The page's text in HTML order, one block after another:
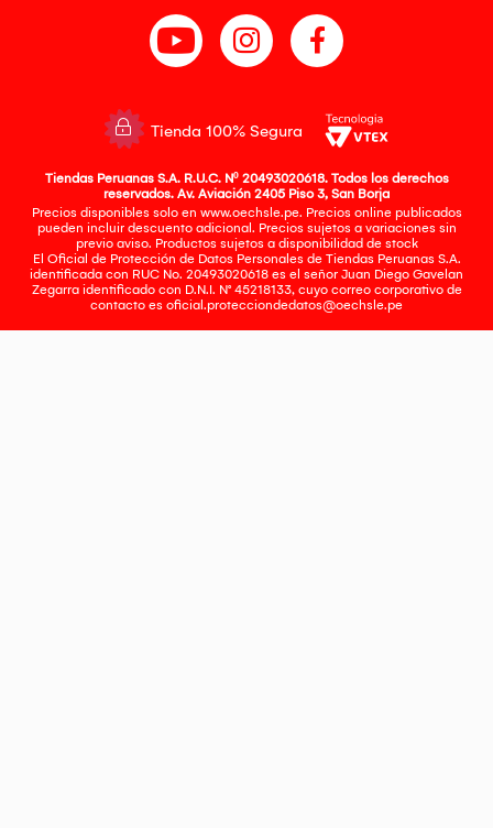
Tienda 100% Segura
Tiendas Peruanas S.A. R.U.C. Nº 20493020618. Todos los derechos
reservados. Av. Aviación 2405 Piso 3, San Borja
Precios disponibles solo en www.oechsle.pe. Precios online publicados
pueden incluir descuento adicional. Precios sujetos a variaciones sin
previo aviso. Productos sujetos a disponibilidad de stock
El Oficial de Protección de Datos Personales de Tiendas Peruanas S.A.
identificada con RUC No. 20493020618 es el señor Juan Diego Gavelan
Zegarra identificado con D.N.I. N° 45218133, cuyo correo corporativo de
contacto es oficial.protecciondedatos@oechsle.pe